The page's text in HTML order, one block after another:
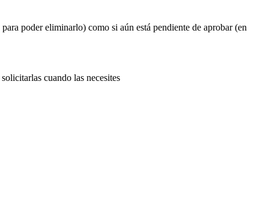
para poder eliminarlo) como si aún está pendiente de aprobar (en
solicitarlas cuando las necesites